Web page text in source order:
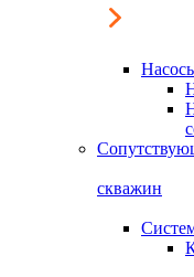
скважин